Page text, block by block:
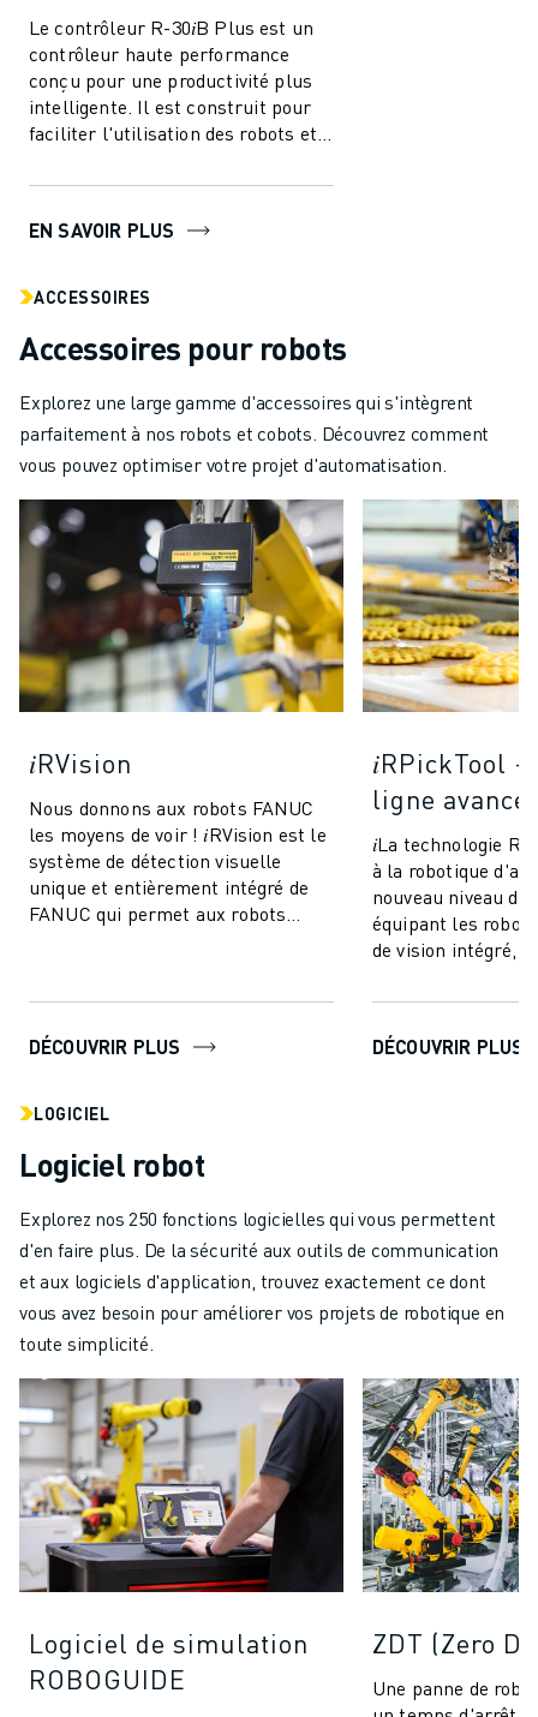
Le contrôleur R-30𝑖B Plus est un
contrôleur haute performance
conçu pour une productivité plus
intelligente. Il est construit pour
faciliter l'utilisation des robots et
EN SAVOIR PLUS
ACCESSOIRES
Accessoires pour robots
Explorez une large gamme d'accessoires qui s'intègrent
parfaitement à nos robots et cobots. Découvrez comment
vous pouvez optimiser votre projet d'automatisation.
𝑖RVision
Nous donnons aux robots FANUC
les moyens de voir ! 𝑖RVision est le
système de détection visuelle
unique et entièrement intégré de
FANUC qui permet aux robots
DÉCOUVRIR PLUS
𝑖RPickTool
ligne avancé
𝑖La technologie
à la robotique
nouveau niveau
équipant les
de vision intégré,
DÉCOUVRIR PLUS
LOGICIEL
Logiciel robot
Explorez nos 250 fonctions logicielles qui vous permettent
d'en faire plus. De la sécurité aux outils de communication
et aux logiciels d'application, trouvez exactement ce dont
vous avez besoin pour améliorer vos projets de robotique en
toute simplicité.
Logiciel de simulation
ROBOGUIDE
ZDT (Zero
Une panne de